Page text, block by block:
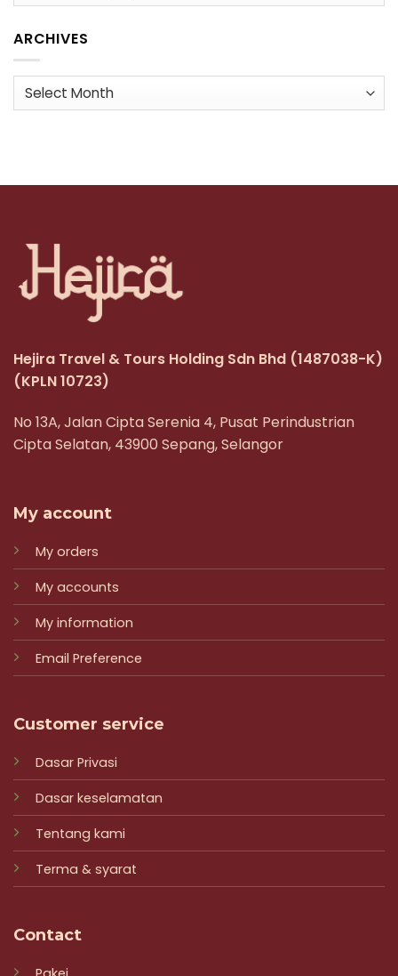
ARCHIVES
Archives
Hejira Travel & Tours Holding Sdn Bhd (1487038-K)
(KPLN 10723)
No 13A, Jalan Cipta Serenia 4, Pusat Perindustrian
Cipta Selatan, 43900 Sepang, Selangor
My account
My orders
My accounts
My information
Email Preference
Customer service
Dasar Privasi
Dasar keselamatan
Tentang kami
Terma & syarat
Contact